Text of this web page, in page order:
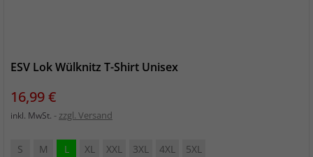
ESV Lok Wülknitz T-Shirt Unisex
Preis
16,99 €
inkl. MwSt. zzgl. Versand
S M L XL XXL 3XL 4XL 5XL